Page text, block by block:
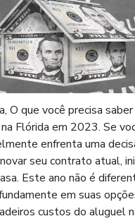
O que você precisa
Flórida em 2023. Se
enfrenta uma
seu contrato atual,
Este ano não é
em suas
custos do aluguel